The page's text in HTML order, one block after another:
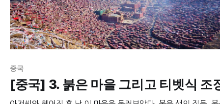
중국
[중국] 3. 붉은 마을 그리고 티벳식 조